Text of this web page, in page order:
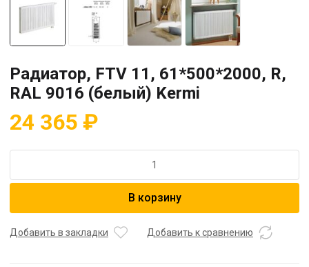
Радиатор, FTV 11, 61*500*2000, R,
RAL 9016 (белый) Kermi
24 365 ₽
Радиатор,
61*500*2000,
В корзину
Добавить в закладки Добавить к сравнению